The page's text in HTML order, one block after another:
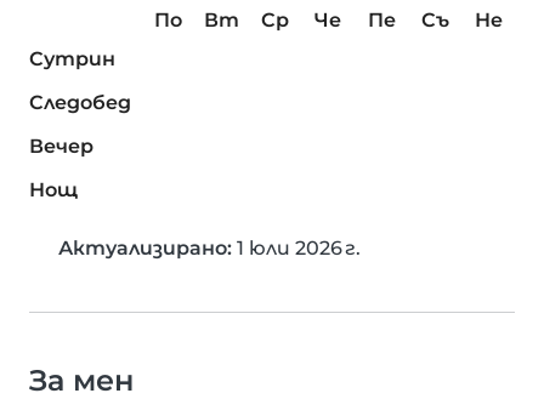
По Вт Ср Че Пе Съ
Не
Сутрин
Следобед
Вечер
Нощ
Актуализирано: 1 юли 2026 г.
За мен